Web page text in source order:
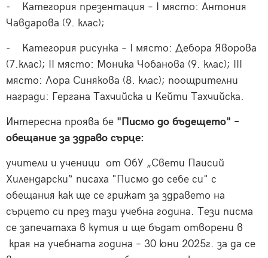
- Категория презентация – I място: Антония
Чавдарова (9. клас);
- Категория рисунка – I място: Дебора Яворова
(7.клас); II място: Моника Чобанова (9. клас); III
място: Лора Синякова (8. клас); поощрителни
награди: Гергана Тахчийска и Кейти Тахчийска.
Интересна проява бе "Писмо до бъдещето" –
обещание за здраво сърце:
учители и ученици от ОбУ „Свети Паисий
Хилендарски“ писаха "Писмо до себе си" с
обещания как ще се грижат за здравето на
сърцето си през тази учебна година. Тези писма
се запечатаха в кутия и ще бъдат отворени в
края на учебната година – 30 юни 2025г. за да се